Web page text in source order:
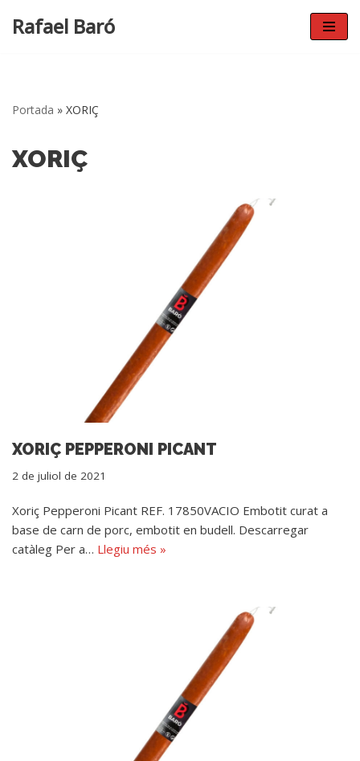
Rafael Baró
Portada » XORIÇ
XORIÇ
XORIÇ PEPPERONI PICANT
2 de juliol de 2021
Xoriç Pepperoni Picant REF. 17850VACIO Embotit curat a
base de carn de porc, embotit en budell. Descarregar
catàleg Per a… Llegiu més »